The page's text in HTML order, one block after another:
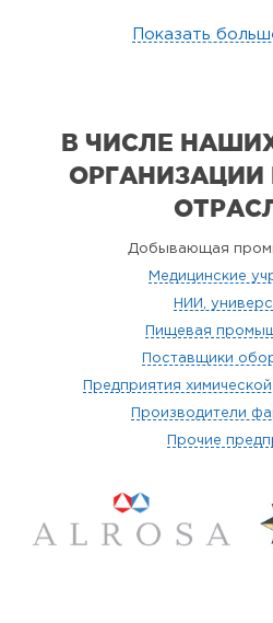
Показать
В ЧИСЛЕ
ОРГАНИЗАЦИИ
Добывающая
Медицинские
НИИ,
Пищевая
Поставщики
Предприятия
Производители
Прочие